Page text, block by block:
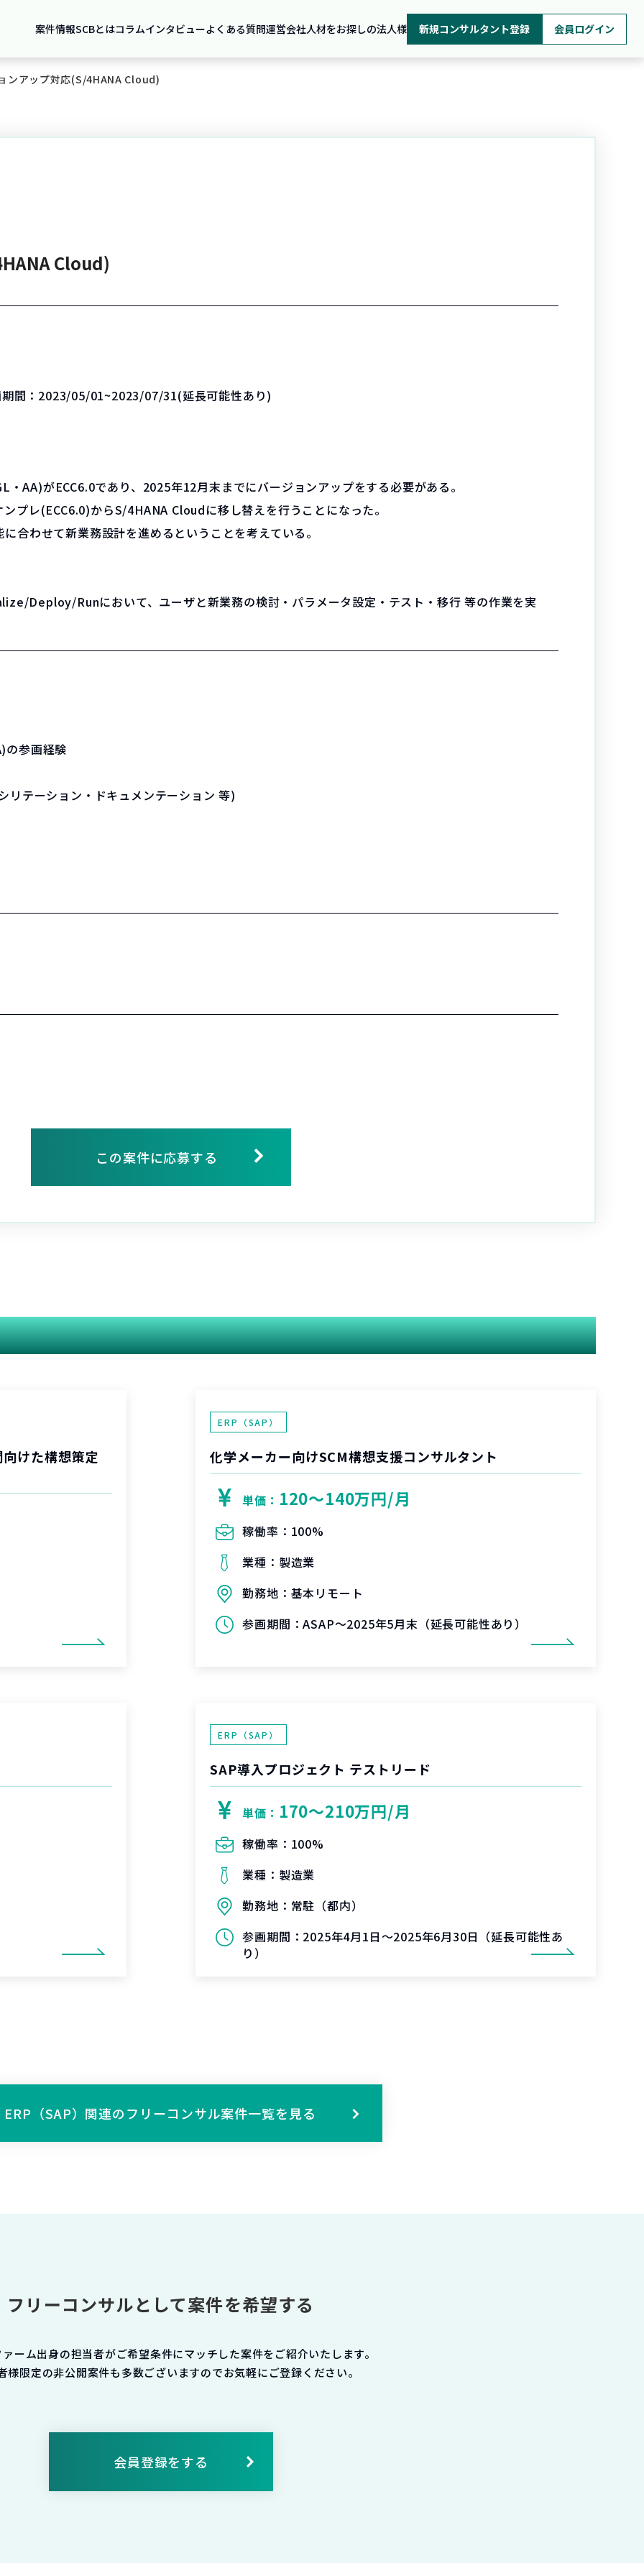
案件情報SCBとはコラムインタビューよくある質問運営会社人材をお探しの法人様 新規コンサルタント登録 会員ログイン
ンアップ対応(S/4HANA Cloud)
Cloud)
間： 2023/05/01~2023/07/31(延長可能性あり)
AA)がECC6.0であり、2025年12月末までにバージョンアップをする必要がある。
プレ(ECC6.0)からS/4HANA Cloudに移し替えを行うことになった。
合わせて新業務設計を進めるということを考えている。
Deploy/Runにおいて、ユーザと新業務の検討・パラメータ設定・テスト・移行 等の作業を実
の参画経験
リテーション・ドキュメンテーション 等)
この案件に応募する
関連する案件
けた構想策定
ERP（SAP）
化学メーカー向けSCM構想支援コンサルタント
単価： 120〜140万円/月
稼働率： 100%
業種： 製造業
勤務地： 基本リモート
参画期間：ASAP～2025年5月末（延長可能性あり）
ERP（SAP）
SAP導入プロジェクト テストリード
単価： 170〜210万円/月
稼働率： 100%
業種： 製造業
勤務地： 常駐（都内）
参画期間： 2025年4月1日～2025年6月30日（延長可能性あ
り）
ERP（SAP）関連のフリーコンサル案件一覧を見る
フリーコンサルとして案件を希望する
ーム出身の担当者がご希望条件にマッチした案件をご紹介いたします。
様限定の非公開案件も多数ございますのでお気軽にご登録ください。
会員登録をする